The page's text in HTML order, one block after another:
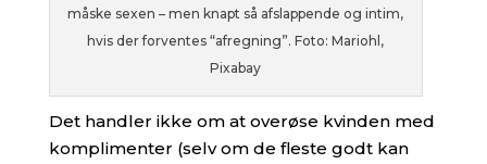
måske sexen – men knapt så afslappende og intim,
hvis der forventes “afregning”. Foto: Mariohl,
Pixabay
Det handler ikke om at overøse kvinden med
komplimenter (selv om de fleste godt kan